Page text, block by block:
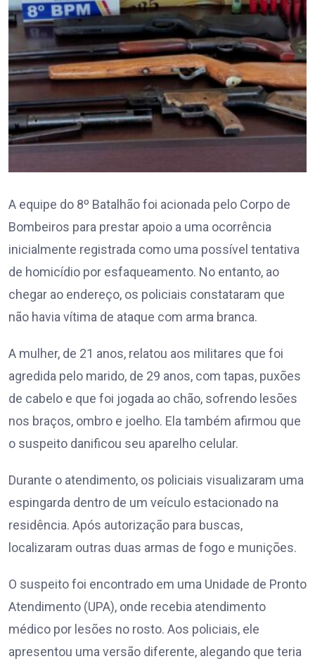
A equipe do 8º Batalhão foi acionada pelo Corpo de
Bombeiros para prestar apoio a uma ocorrência
inicialmente registrada como uma possível tentativa
de homicídio por esfaqueamento. No entanto, ao
chegar ao endereço, os policiais constataram que
não havia vítima de ataque com arma branca.
A mulher, de 21 anos, relatou aos militares que foi
agredida pelo marido, de 29 anos, com tapas, puxões
de cabelo e que foi jogada ao chão, sofrendo lesões
nos braços, ombro e joelho. Ela também afirmou que
o suspeito danificou seu aparelho celular.
Durante o atendimento, os policiais visualizaram uma
espingarda dentro de um veículo estacionado na
residência. Após autorização para buscas,
localizaram outras duas armas de fogo e munições.
O suspeito foi encontrado em uma Unidade de Pronto
Atendimento (UPA), onde recebia atendimento
médico por lesões no rosto. Aos policiais, ele
apresentou uma versão diferente, alegando que teria